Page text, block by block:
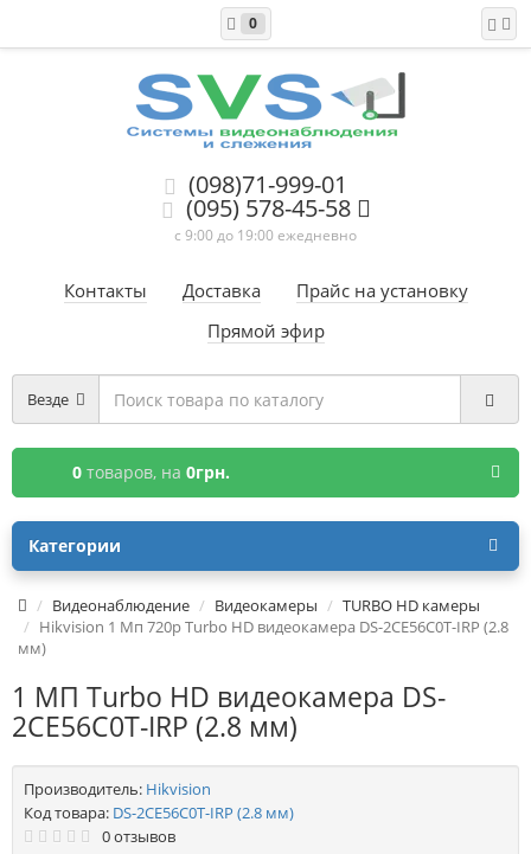
0
(098)71-999-01
(095) 578-45-58
с 9:00 до 19:00 ежедневно
Контакты Доставка
Прайс на установку
Прямой эфир
Везде
0 товаров, на 0грн.
Категории
Видеонаблюдение Видеокамеры
TURBO HD камеры
Hikvision 1 Мп 720p Turbo HD видеокамера DS-2CE56C0T-IRP (2.8
мм)
1 МП Turbo HD видеокамера DS-
2CE56C0T-IRP (2.8 мм)
Производитель: Hikvision
Код товара: DS-2CE56C0T-IRP (2.8 мм)
0 отзывов